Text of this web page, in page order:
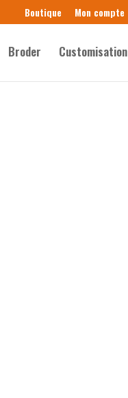
Boutique Mon compte
Broder Customisation